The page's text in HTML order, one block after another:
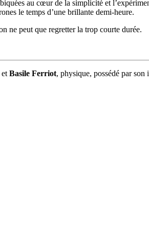
au cœur de la simplicité et
le temps d’une brillante demi-heure.
ne peut que regretter la trop courte durée.
etBasile Ferriot, physique, possédé par son